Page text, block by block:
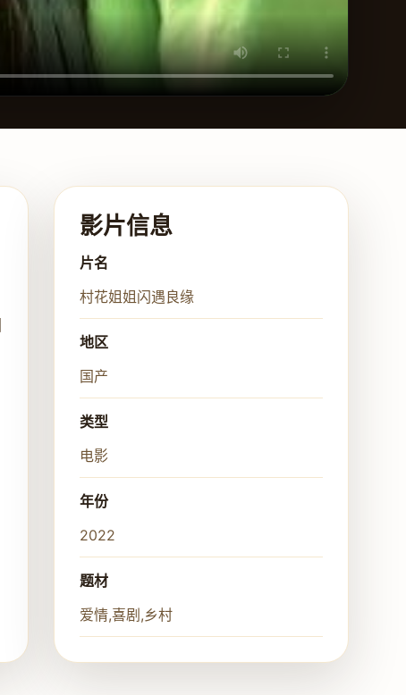
影片信息
片名
村花姐姐闪遇良缘
地区
国产
类型
电影
年份
2022
题材
爱情,喜剧,乡村